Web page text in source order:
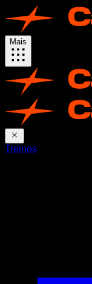
Mais
Treinos